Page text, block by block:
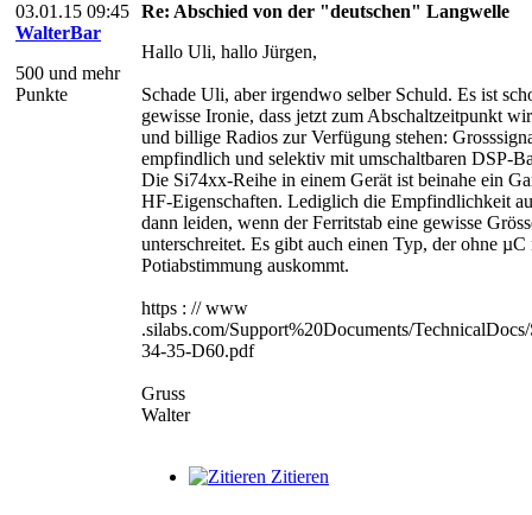
03.01.15 09:45
WalterBar
500 und mehr
Punkte
Re: Abschied von der "deutschen" Langwelle
Hallo Uli, hallo Jürgen,
Schade Uli, aber irgendwo selber Schuld. Es ist
gewisse Ironie, dass jetzt zum Abschaltzeitpunkt
und billige Radios zur Verfügung stehen:
empfindlich und selektiv mit umschaltbaren DSP-
Die Si74xx-Reihe in einem Gerät ist beinahe ein
HF-Eigenschaften. Lediglich die Empfindlichkeit
dann leiden, wenn der Ferritstab eine gewisse
unterschreitet. Es gibt auch einen Typ, der ohne µC
Potiabstimmung auskommt.
https : // www
.silabs.com/Support%20Documents/
34-35-D60.pdf
Gruss
Walter
Zitieren